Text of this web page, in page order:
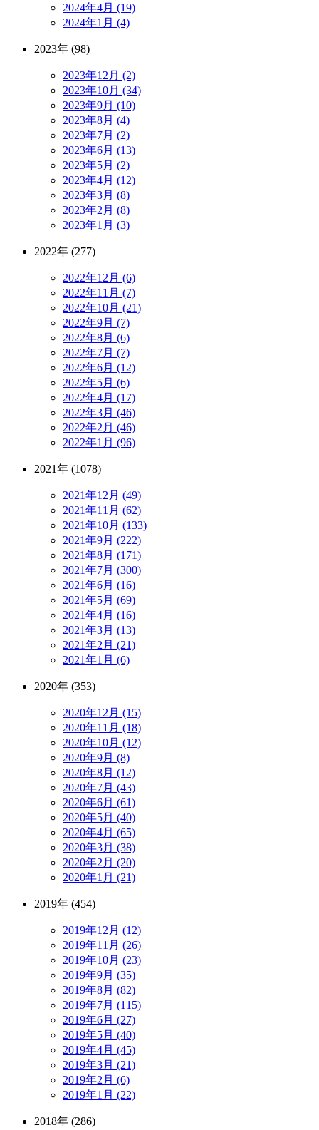
2024年4月 (19)
2024年1月 (4)
2023年 (98)
2023年12月 (2)
2023年10月 (34)
2023年9月 (10)
2023年8月 (4)
2023年7月 (2)
2023年6月 (13)
2023年5月 (2)
2023年4月 (12)
2023年3月 (8)
2023年2月 (8)
2023年1月 (3)
2022年 (277)
2022年12月 (6)
2022年11月 (7)
2022年10月 (21)
2022年9月 (7)
2022年8月 (6)
2022年7月 (7)
2022年6月 (12)
2022年5月 (6)
2022年4月 (17)
2022年3月 (46)
2022年2月 (46)
2022年1月 (96)
2021年 (1078)
2021年12月 (49)
2021年11月 (62)
2021年10月 (133)
2021年9月 (222)
2021年8月 (171)
2021年7月 (300)
2021年6月 (16)
2021年5月 (69)
2021年4月 (16)
2021年3月 (13)
2021年2月 (21)
2021年1月 (6)
2020年 (353)
2020年12月 (15)
2020年11月 (18)
2020年10月 (12)
2020年9月 (8)
2020年8月 (12)
2020年7月 (43)
2020年6月 (61)
2020年5月 (40)
2020年4月 (65)
2020年3月 (38)
2020年2月 (20)
2020年1月 (21)
2019年 (454)
2019年12月 (12)
2019年11月 (26)
2019年10月 (23)
2019年9月 (35)
2019年8月 (82)
2019年7月 (115)
2019年6月 (27)
2019年5月 (40)
2019年4月 (45)
2019年3月 (21)
2019年2月 (6)
2019年1月 (22)
2018年 (286)